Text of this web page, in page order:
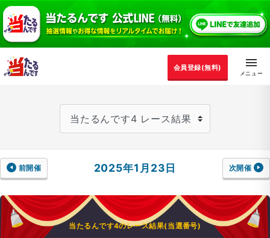
会員登録(無料)
前開催 2025年1月23日 次開催
当たるんです4のレース結果(当選番号)